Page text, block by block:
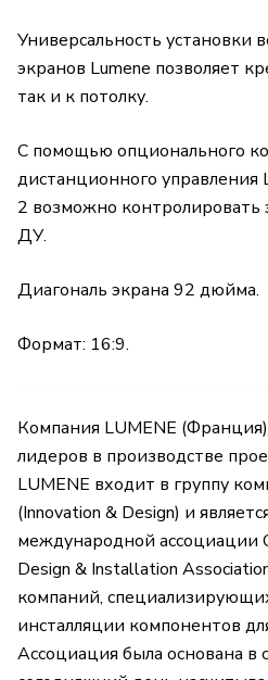
Универсальность установки
экранов Lumene позволяет
так и к потолку.
С помощью опционального
дистанционного управления
2 возможно контролировать
ДУ.
Диагональ экрана 92 дюйма.
Формат: 16:9.
Компания LUMENE
лидеров в производстве
LUMENE входит в группу
(Innovation & Design) и
международной ассоциации
Design & Installation
компаний,
инсталляции компонентов
Ассоциация была основана в